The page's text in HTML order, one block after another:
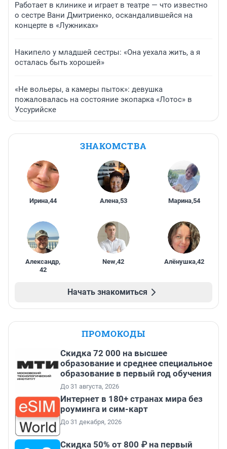
Работает в клинике и играет в театре — что известно
о сестре Вани Дмитриенко, оскандалившейся на
концерте в «Лужниках»
Накипело у младшей сестры: «Она уехала жить, а я
осталась быть хорошей»
«Не вольеры, а камеры пыток»: девушка
пожаловалась на состояние экопарка «Лотос» в
Уссурийске
ЗНАКОМСТВА
Ирина,44 Алена,53 Марина,54
Александр,
42
New,42 Алёнушка,42
Начать знакомиться
ПРОМОКОДЫ
Скидка 72 000 на высшее
образование и среднее специальное
образование в первый год обучения
До 31 августа, 2026
Интернет в 180+ странах мира без
роуминга и сим-карт
До 31 декабря, 2026
Скидка 50% от 800 ₽ на первый